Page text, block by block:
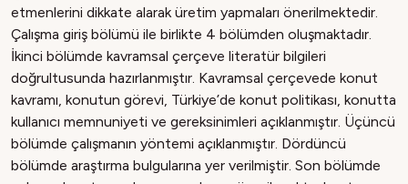
etmenlerini dikkate alarak üretim yapmaları önerilmektedir.
Çalışma giriş bölümü ile birlikte 4 bölümden oluşmaktadır.
İkinci bölümde kavramsal çerçeve literatür bilgileri
doğrultusunda hazırlanmıştır. Kavramsal çerçevede konut
kavramı, konutun görevi, Türkiye’de konut politikası, konutta
kullanıcı memnuniyeti ve gereksinimleri açıklanmıştır. Üçüncü
bölümde çalışmanın yöntemi açıklanmıştır. Dördüncü
bölümde araştırma bulgularına yer verilmiştir. Son bölümde